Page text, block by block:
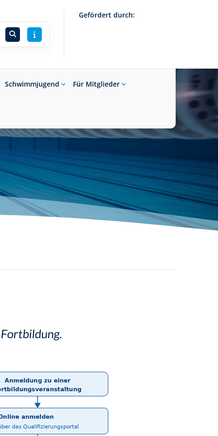
Gefördert durch:
Schwimmjugend Für Mitglieder